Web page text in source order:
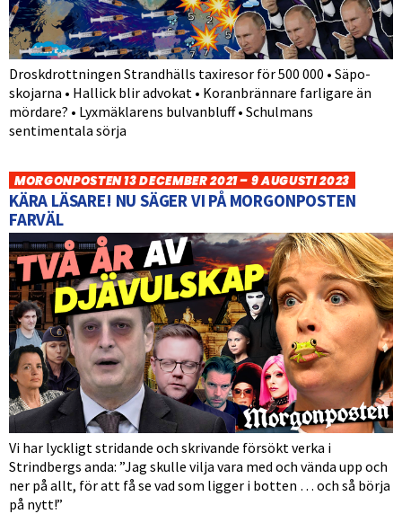
Droskdrottningen Strandhälls taxiresor för 500 000 • Säpo-
skojarna • Hallick blir advokat • Koranbrännare farligare än
mördare? • Lyxmäklarens bulvanbluff • Schulmans
sentimentala sörja
MORGONPOSTEN 13 DECEMBER 2021 – 9 AUGUSTI 2023
KÄRA LÄSARE! NU SÄGER VI PÅ MORGONPOSTEN
FARVÄL
Vi har lyckligt stridande och skrivande försökt verka i
Strindbergs anda: ”Jag skulle vilja vara med och vända upp och
ner på allt, för att få se vad som ligger i botten … och så börja
på nytt!”